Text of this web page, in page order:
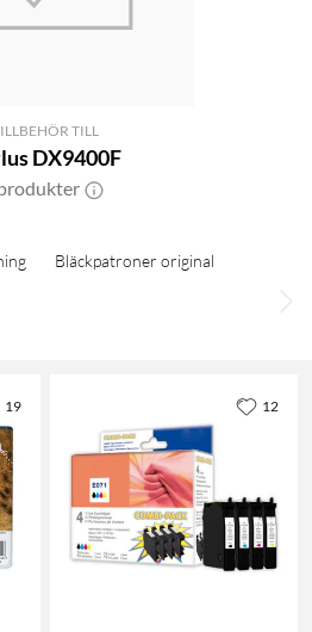
TILL
DX9400F
Bläckpatroner original
19 12